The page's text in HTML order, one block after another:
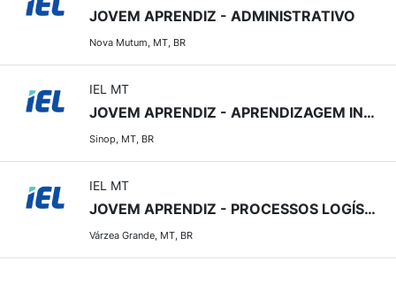
JOVEM APRENDIZ - ADMINISTRATIVO
Nova Mutum, MT, BR
IEL MT
JOVEM APRENDIZ - APRENDIZAGEM INDUSTRIAL EM GESTÃO (MATUTINO)
Sinop, MT, BR
IEL MT
JOVEM APRENDIZ - PROCESSOS LOGÍSTICOS (MATUTINO)
Várzea Grande, MT, BR